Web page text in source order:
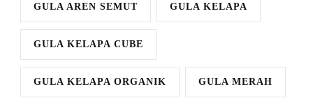
GULA AREN SEMUT GULA KELAPA
GULA KELAPA CUBE
GULA KELAPA ORGANIK GULA MERAH